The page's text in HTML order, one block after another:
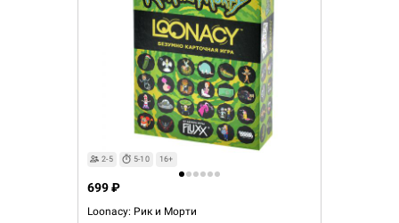
2-5 5-10 16+
Loonacy: Рик и Морти
699 ₽